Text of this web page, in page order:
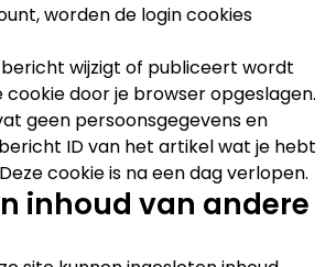
worden de login cookies
wijzigt of publiceert wordt
cookie door je browser opgeslagen.
geen persoonsgegevens en
ID van het artikel wat je hebt
cookie is na een dag verlopen.
inhoud van andere